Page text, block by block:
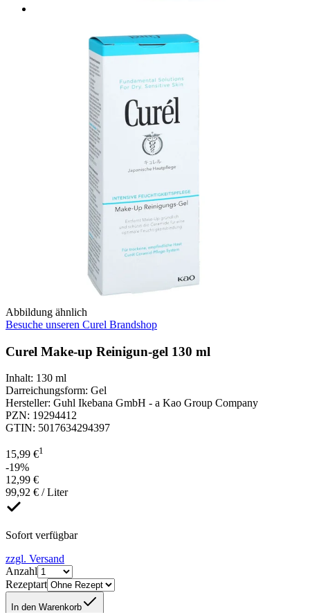
Abbildung ähnlich
Besuche unseren Curel Brandshop
Curel Make-up Reinigun-gel 130 ml
Inhalt: 130 ml
Darreichungsform: Gel
Hersteller: Guhl Ikebana GmbH - a Kao Group Company
PZN: 19294412
GTIN: 5017634294397
15,99 €1
-19%
12,99 €
99,92 € / Liter
Sofort verfügbar
zzgl. Versand
Anzahl
Rezeptart
In den Warenkorb